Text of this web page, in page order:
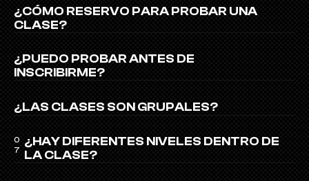
¿CÓMO RESERVO PARA PROBAR UNA
CLASE?
¿PUEDO PROBAR ANTES DE
INSCRIBIRME?
¿LAS CLASES SON GRUPALES?
0
7
¿HAY DIFERENTES NIVELES DENTRO DE
LA CLASE?